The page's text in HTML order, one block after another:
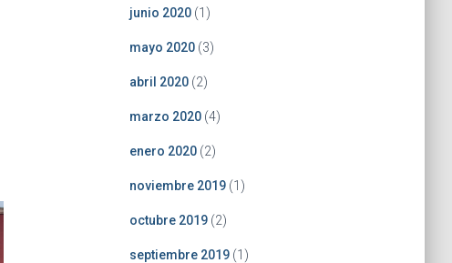
junio 2020(1)
mayo 2020(3)
abril 2020(2)
marzo 2020(4)
enero 2020(2)
noviembre 2019(1)
octubre 2019(2)
septiembre 2019(1)